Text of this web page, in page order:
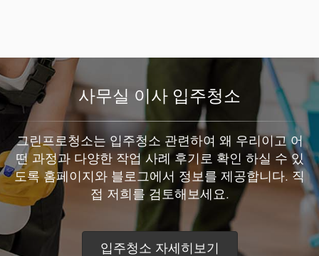
사무실 이사 입주청소
그린프로청소는 입주청소 관련하여 왜 우리이고 어
떤 과정과 다양한 작업 사례 후기로 확인 하실 수 있
도록 홈페이지와 블로그에서 정보를 제공합니다. 직
접 저희를 검토해보세요.
입주청소 자세히보기